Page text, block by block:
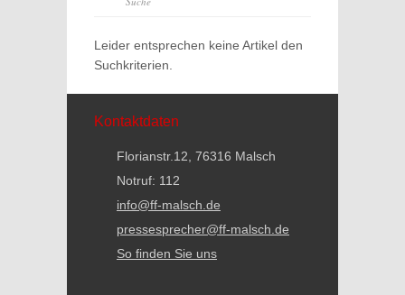
Leider entsprechen keine Artikel den
Suchkriterien.
Kontaktdaten
Florianstr.12, 76316 Malsch
Notruf: 112
info@ff-malsch.de
pressesprecher@ff-malsch.de
So finden Sie uns